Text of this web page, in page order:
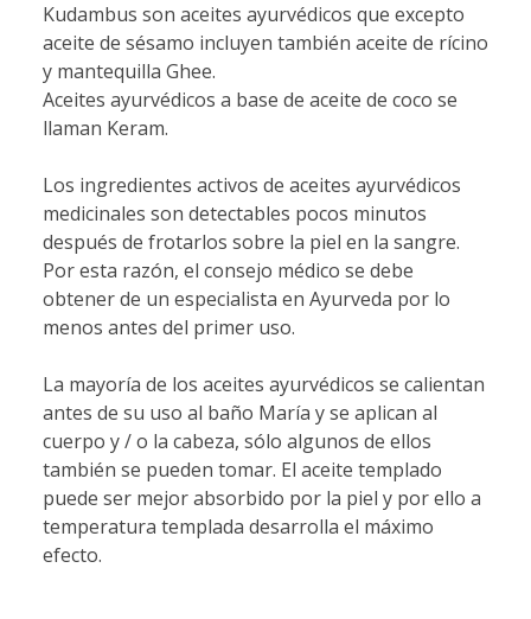
Kudambus son aceites ayurvédicos que excepto
aceite de sésamo incluyen también aceite de rícino
y mantequilla Ghee.
Aceites ayurvédicos a base de aceite de coco se
llaman Keram.
Los ingredientes activos de aceites ayurvédicos
medicinales son detectables pocos minutos
después de frotarlos sobre la piel en la sangre.
Por esta razón, el consejo médico se debe
obtener de un especialista en Ayurveda por lo
menos antes del primer uso.
La mayoría de los aceites ayurvédicos se calientan
antes de su uso al baño María y se aplican al
cuerpo y / o la cabeza, sólo algunos de ellos
también se pueden tomar. El aceite templado
puede ser mejor absorbido por la piel y por ello a
temperatura templada desarrolla el máximo
efecto.